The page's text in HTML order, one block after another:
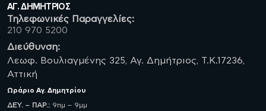
ΑΓ. ΔΗΜΗΤΡΙΟΣ
Τηλεφωνικές Παραγγελίες:
210 970 5200
Διεύθυνση:
Λεωφ. Βουλιαγμένης 325, Αγ. Δημήτριος, Τ.Κ.17236,
Αττική
Ωράριο Αγ. Δημητρίου
ΔΕΥ. – ΠΑΡ.: 9πμ – 9μμ